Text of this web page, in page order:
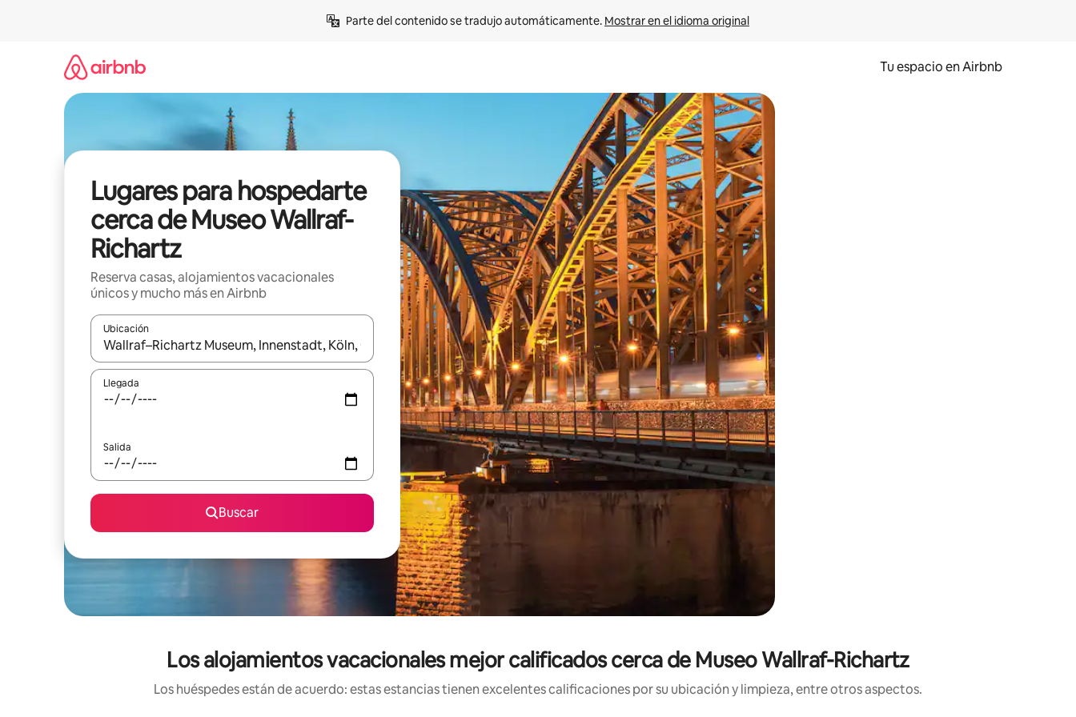
Parte del contenido se tradujo automáticamente. Mostrar en el idioma original
Tu espacio en Airbnb
Lugares para hospedarte
cerca de Museo Wallraf-
Richartz
Reserva casas, alojamientos vacacionales
únicos y mucho más en Airbnb
Ubicación
Cuando los resultados estén disponibles, podrás navegar usando las teclas de las flechas hacia arriba y hacia abajo, o bien tocando y deslizando la pantalla.
Llegada
Salida
Buscar
Los alojamientos vacacionales mejor calificados cerca de Museo Wallraf-Richartz
Los huéspedes están de acuerdo: estas estancias tienen excelentes calificaciones por su ubicación y limpieza, entre otros aspectos.